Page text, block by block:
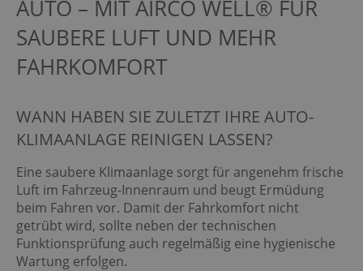
AUTO – MIT AIRCO WELL® FÜR
SAUBERE LUFT UND MEHR
FAHRKOMFORT
WANN HABEN SIE ZULETZT IHRE AUTO-
KLIMAANLAGE REINIGEN LASSEN?
Eine saubere Klimaanlage sorgt für angenehm frische
Luft im Fahrzeug-Innenraum und beugt Ermüdung
beim Fahren vor. Damit der Fahrkomfort nicht
getrübt wird, sollte neben der technischen
Funktionsprüfung auch regelmäßig eine hygienische
Wartung erfolgen.